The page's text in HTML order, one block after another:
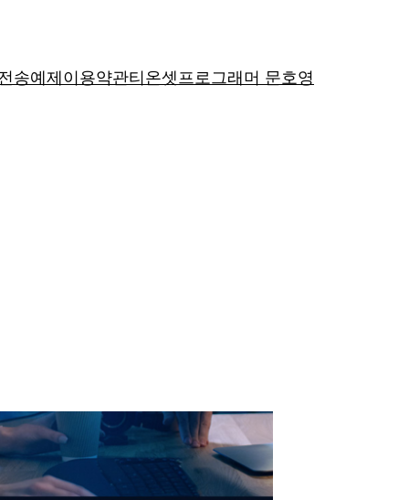
송예제이용약관티온셋프로그래머 문호영